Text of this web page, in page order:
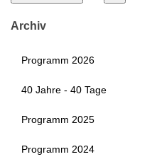
um
Archiv
Programm 2026
40 Jahre - 40 Tage
Programm 2025
Programm 2024